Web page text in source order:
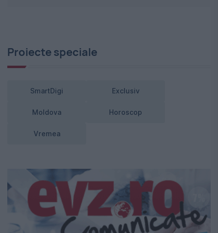
Proiecte speciale
SmartDigi Exclusiv
Moldova Horoscop
Vremea